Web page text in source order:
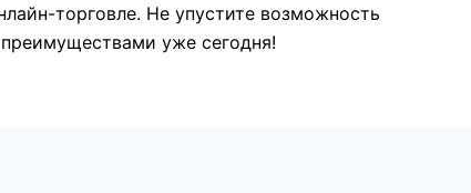
торговле. Не упустите возможность
уже сегодня!